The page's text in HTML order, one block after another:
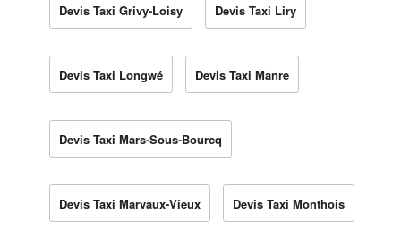
Devis Taxi Grivy-Loisy Devis Taxi Liry
Devis Taxi Longwé Devis Taxi Manre
Devis Taxi Mars-Sous-Bourcq
Devis Taxi Marvaux-Vieux Devis Taxi Monthois